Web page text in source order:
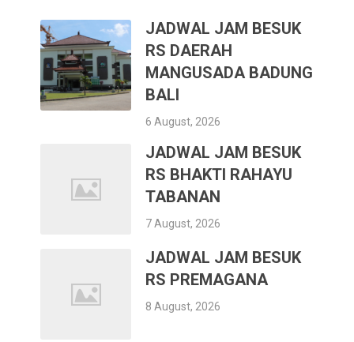
JADWAL JAM BESUK
RS DAERAH
MANGUSADA BADUNG
BALI
6 August, 2026
JADWAL JAM BESUK
RS BHAKTI RAHAYU
TABANAN
7 August, 2026
JADWAL JAM BESUK
RS PREMAGANA
8 August, 2026